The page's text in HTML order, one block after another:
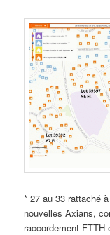
* 27 au 33 rattaché
nouvelles Axians,
raccordement FTTH